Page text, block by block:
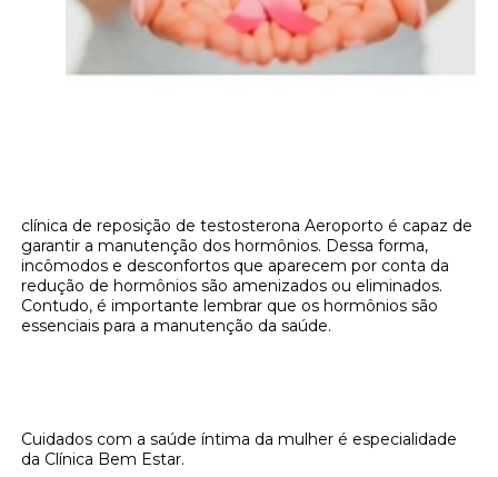
clínica de reposição de testosterona Aeroporto é capaz de
garantir a manutenção dos hormônios. Dessa forma,
incômodos e desconfortos que aparecem por conta da
redução de hormônios são amenizados ou eliminados.
Contudo, é importante lembrar que os hormônios são
essenciais para a manutenção da saúde.
Cuidados com a saúde íntima da mulher é especialidade
da Clínica Bem Estar.